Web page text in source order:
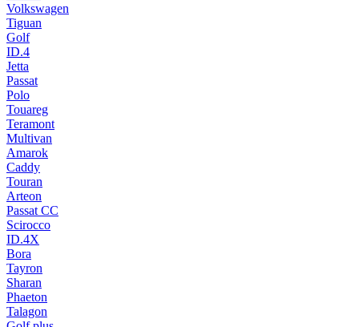
Volkswagen
Tiguan
Golf
ID.4
Jetta
Passat
Polo
Touareg
Teramont
Multivan
Amarok
Caddy
Touran
Arteon
Passat CC
Scirocco
ID.4X
Bora
Tayron
Sharan
Phaeton
Talagon